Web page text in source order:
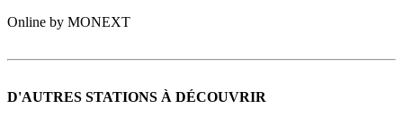
Online by MONEXT
D'AUTRES STATIONS À DÉCOUVRIR